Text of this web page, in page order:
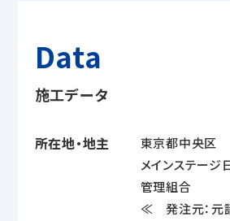
Data
施工データ
所在地・地主
東京都中央区
メインステー
管理組合
≪ 発注元：元